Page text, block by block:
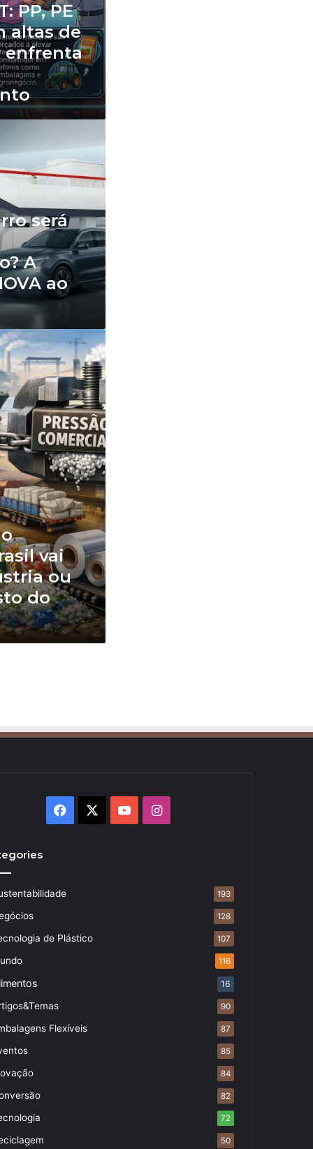
PP, PE
altas de
enfrenta
será
A
ao
vai
ou
do
Facebook YouTubeInstagram
193
128
de Plástico 107
116
16
90
Flexíveis 87
85
84
82
72
50